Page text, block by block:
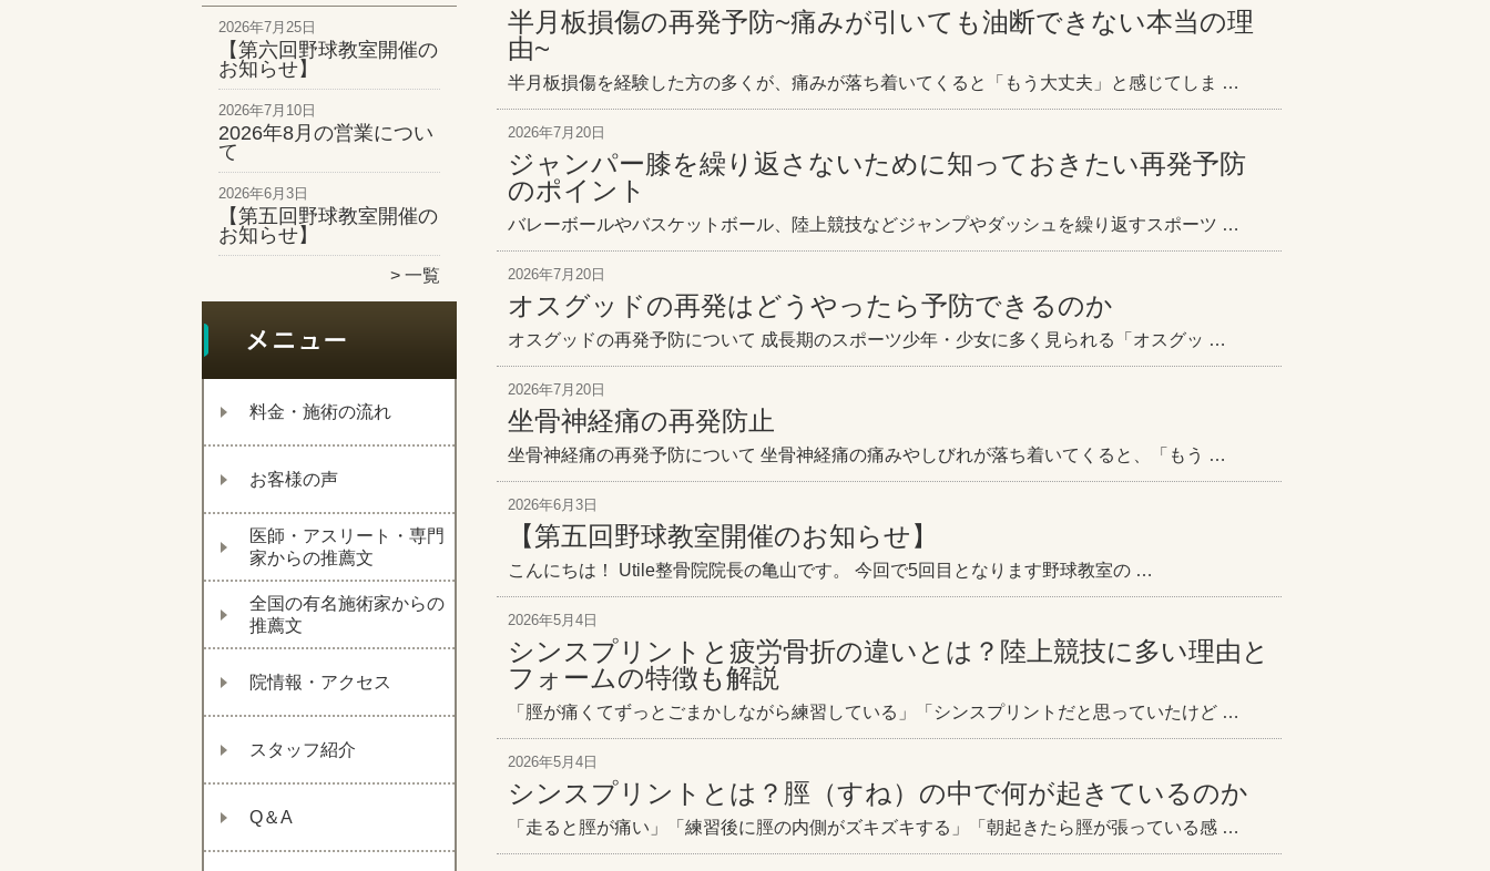
2026年7月25日
【第六回野球教室開催の
お知らせ】
2026年7月10日
2026年8月の営業につい
て
2026年6月3日
【第五回野球教室開催の
お知らせ】
一覧
料金・施術の流れ
お客様の声
医師・アスリート・専門
家からの推薦文
全国の有名施術家からの
推薦文
院情報・アクセス
スタッフ紹介
Q＆A
半月板損傷の再発予防~痛みが引いても油断できない本当の理
由~
半月板損傷を経験した方の多くが、痛みが落ち着いてくると「もう大丈夫」と感じてしま …
2026年7月20日
ジャンパー膝を繰り返さないために知っておきたい再発予防
のポイント
バレーボールやバスケットボール、陸上競技などジャンプやダッシュを繰り返すスポーツ …
2026年7月20日
オスグッドの再発はどうやったら予防できるのか
オスグッドの再発予防について 成長期のスポーツ少年・少女に多く見られる「オスグッ …
2026年7月20日
坐骨神経痛の再発防止
坐骨神経痛の再発予防について 坐骨神経痛の痛みやしびれが落ち着いてくると、「もう …
2026年6月3日
【第五回野球教室開催のお知らせ】
こんにちは！ Utile整骨院院長の亀山です。 今回で5回目となります野球教室の …
2026年5月4日
シンスプリントと疲労骨折の違いとは？陸上競技に多い理由と
フォームの特徴も解説
「脛が痛くてずっとごまかしながら練習している」「シンスプリントだと思っていたけど …
2026年5月4日
シンスプリントとは？脛（すね）の中で何が起きているのか
「走ると脛が痛い」「練習後に脛の内側がズキズキする」「朝起きたら脛が張っている感 …